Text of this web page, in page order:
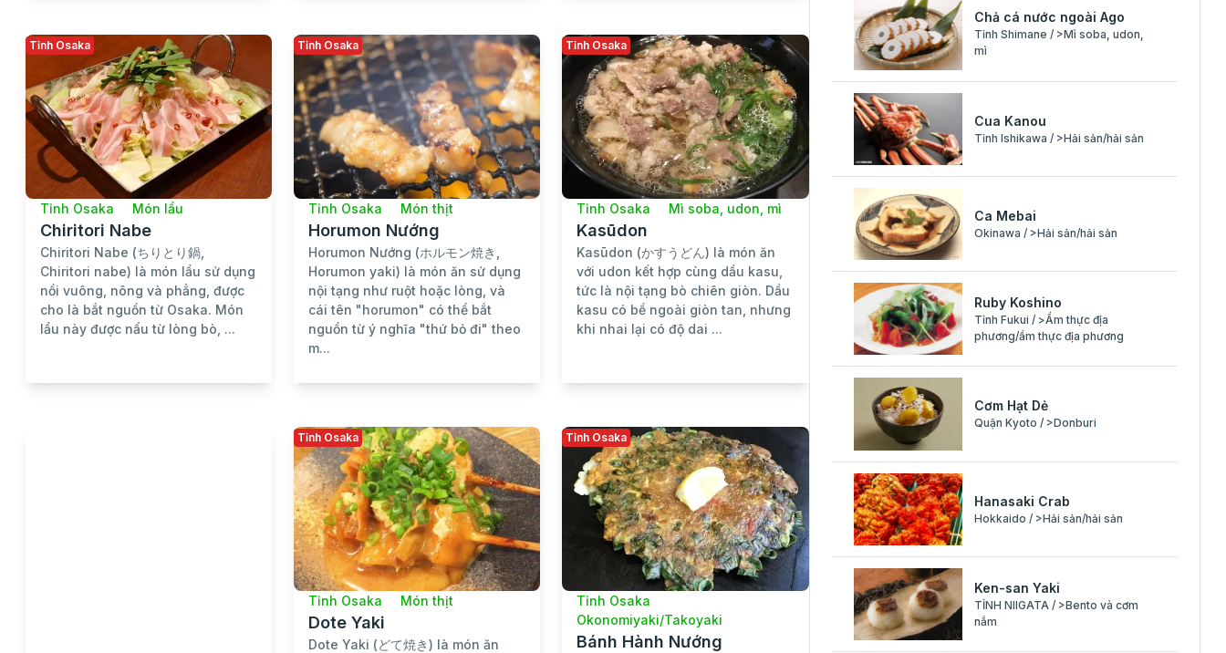
Tỉnh Osaka
Tỉnh Osaka Món lẩu
Chiritori Nabe
Chiritori Nabe (ちりとり鍋,
Chiritori nabe) là món lẩu sử dụng
nồi vuông, nông và phẳng, được
cho là bắt nguồn từ Osaka. Món
lẩu này được nấu từ lòng bò, ...
Tỉnh Osaka
Tỉnh Osaka Món thịt
Horumon Nướng
Horumon Nướng (ホルモン焼き,
Horumon yaki) là món ăn sử dụng
nội tạng như ruột hoặc lòng, và
cái tên "horumon" có thể bắt
nguồn từ ý nghĩa "thứ bỏ đi" theo
m...
Tỉnh Osaka
Tỉnh Osaka Mì soba, udon, mì
Kasūdon
Kasūdon (かすうどん) là món ăn
với udon kết hợp cùng dầu kasu,
tức là nội tạng bò chiên giòn. Dầu
kasu có bề ngoài giòn tan, nhưng
khi nhai lại có độ dai ...
Tỉnh Osaka
Tỉnh Osaka Món thịt
Dote Yaki
Dote Yaki (どて焼き) là món ăn
Tỉnh Osaka
Tỉnh Osaka
Okonomiyaki/Takoyaki
Bánh Hành Nướng
Chả cá nước ngoài Ago
Tỉnh Shimane / >Mì soba, udon,
mì
Cua Kanou
Tỉnh Ishikawa / >Hải sản/hải sản
Ca Mebai
Okinawa / >Hải sản/hải sản
Ruby Koshino
Tỉnh Fukui / >Ẩm thực địa
phương/ẩm thực địa phương
Cơm Hạt Dẻ
Quận Kyoto / >Donburi
Hanasaki Crab
Hokkaido / >Hải sản/hải sản
Ken-san Yaki
TỈNH NIIGATA / >Bento và cơm
nắm